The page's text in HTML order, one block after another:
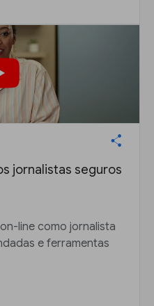
jornalistas seguros
line como jornalista
e ferramentas